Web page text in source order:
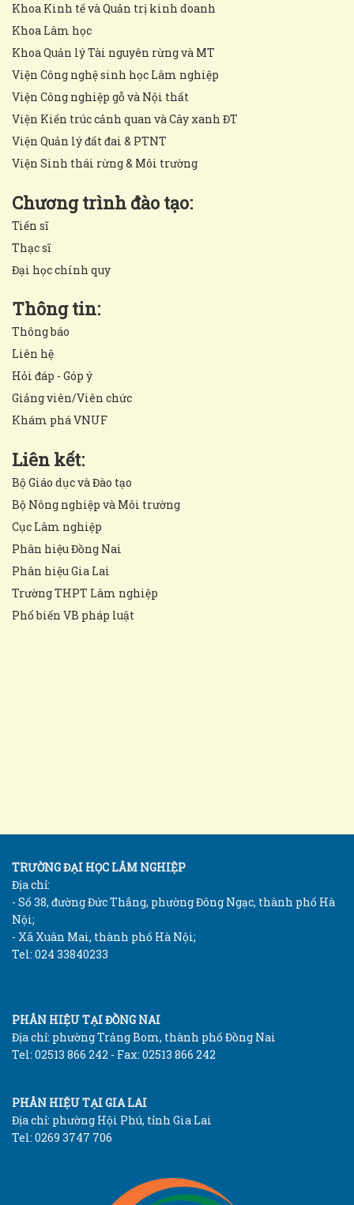
Khoa Kinh tế và Quản trị kinh doanh
Khoa Lâm học
Khoa Quản lý Tài nguyên rừng và MT
Viện Công nghệ sinh học Lâm nghiệp
Viện Công nghiệp gỗ và Nội thất
Viện Kiến trúc cảnh quan và Cây xanh ĐT
Viện Quản lý đất đai & PTNT
Viện Sinh thái rừng & Môi trường
Chương trình đào tạo:
Tiến sĩ
Thạc sĩ
Đại học chính quy
Thông tin:
Thông báo
Liên hệ
Hỏi đáp - Góp ý
Giảng viên/Viên chức
Khám phá VNUF
Liên kết:
Bộ Giáo dục và Đào tạo
Bộ Nông nghiệp và Môi trường
Cục Lâm nghiệp
Phân hiệu Đồng Nai
Phân hiệu Gia Lai
Trường THPT Lâm nghiệp
Phổ biến VB pháp luật
TRƯỜNG ĐẠI HỌC LÂM NGHIỆP
Địa chỉ:
- Số 38, đường Đức Thắng, phường Đông Ngạc, thành phố Hà
Nội;
- Xã Xuân Mai, thành phố Hà Nội;
Tel: 024 33840233
PHÂN HIỆU TẠI ĐỒNG NAI
Địa chỉ: phường Trảng Bom, thành phố Đồng Nai
Tel: 02513 866 242 - Fax: 02513 866 242
PHÂN HIỆU TẠI GIA LAI
Địa chỉ: phường Hội Phú, tỉnh Gia Lai
Tel: 0269 3747 706